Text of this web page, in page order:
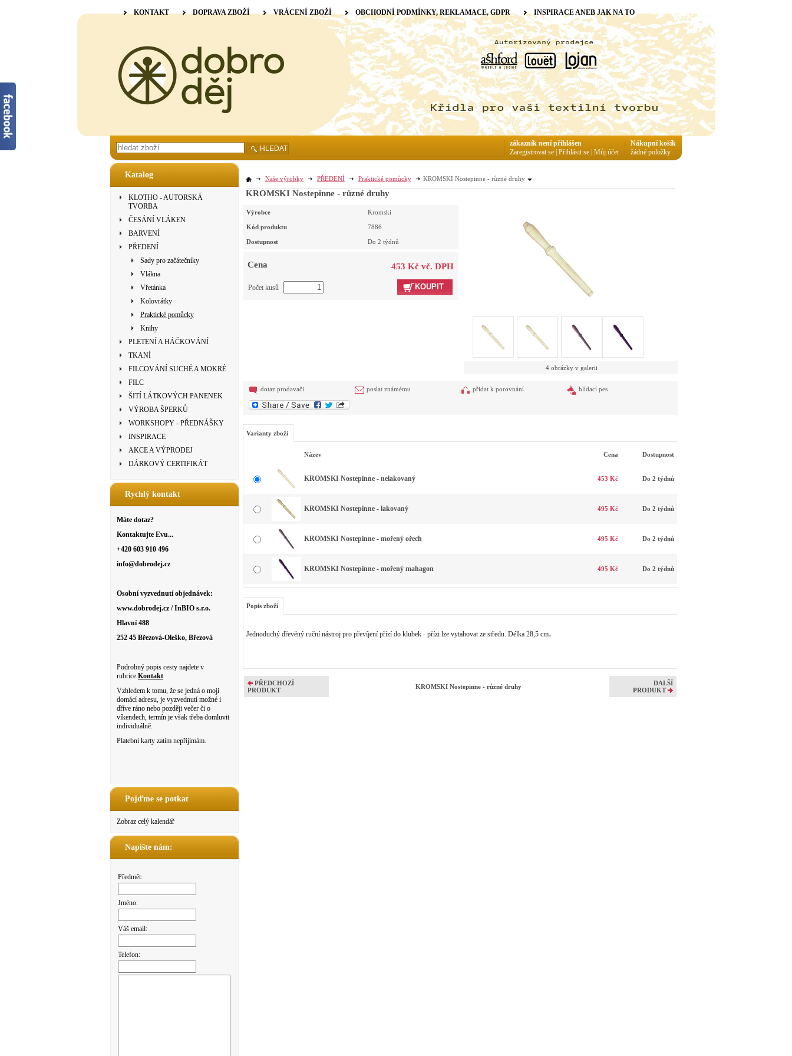
Katalog
KLOTHO - AUTORSKÁ
TVORBA
ČESÁNÍ VLÁKEN
BARVENÍ
PŘEDENÍ
Sady pro začátečníky
Vlákna
Vřetánka
Kolovrátky
Praktické pomůcky
Knihy
PLETENÍ A HÁČKOVÁNÍ
TKANÍ
FILCOVÁNÍ SUCHÉ A MOKRÉ
FILC
ŠITÍ LÁTKOVÝCH PANENEK
VÝROBA ŠPERKŮ
WORKSHOPY - PŘEDNÁŠKY
INSPIRACE
AKCE A VÝPRODEJ
DÁRKOVÝ CERTIFIKÁT
Rychlý kontakt
Máte dotaz?
Kontaktujte Evu...
+420 603 910 496
info@dobrodej.cz
Osobní vyzvednutí objednávek:
www.dobrodej.cz / InBIO s.r.o.
Hlavní 488
252 45 Březová-Oleško, Březová
Podrobný popis cesty najdete v
rubrice Kontakt
Vzhledem k tomu, že se jedná o moji
domácí adresu, je vyzvednutí možné i
dříve ráno nebo později večer či o
víkendech, termín je však třeba domluvit
individuálně.
Platební karty zatím nepřijímám.
Pojďme se potkat
Zobraz celý kalendář
Napište nám:
Předmět:
Jméno:
Váš email:
Telefon:
Naše výrobky PŘEDENÍ Praktické pomůcky KROMSKI Nostepinne - různé druhy
KROMSKI Nostepinne - různé druhy
Výrobce Kromski
Kód produktu 7886
Dostupnost Do 2 týdnů
Cena 453 Kč vč. DPH
KOUPIT
Počet kusů
4 obrázky v galerii
dotaz prodavači poslat známému přidat k porovnání hlídací pes
Varianty zboží
Název Cena Dostupnost
KROMSKI Nostepinne - nelakovaný 453 Kč Do 2 týdnů
KROMSKI Nostepinne - lakovaný 495 Kč Do 2 týdnů
KROMSKI Nostepinne - mořený ořech 495 Kč Do 2 týdnů
KROMSKI Nostepinne - mořený mahagon 495 Kč Do 2 týdnů
Popis zboží
Jednoduchý dřevěný ruční nástroj pro převíjení přízí do klubek - přízi lze vytahovat ze středu. Délka 28,5 cm.
PŘEDCHOZÍ
PRODUKT
KROMSKI Nostepinne - různé druhy
DALŠÍ
PRODUKT
KONTAKT DOPRAVA ZBOŽÍ VRÁCENÍ ZBOŽÍ OBCHODNÍ PODMÍNKY, REKLAMACE, GDPR INSPIRACE ANEB JAK NA TO
HLEDAT
Nákupní košík
žádné položky
zákazník není přihlášen
Zaregistrovat se Přihlásit se Můj účet